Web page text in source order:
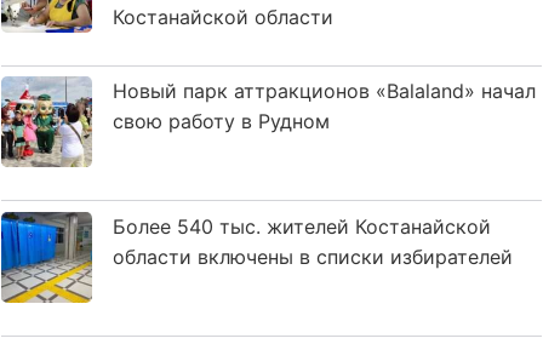
Костанайской области
Новый парк аттракционов «Balaland» начал
свою работу в Рудном
Более 540 тыс. жителей Костанайской
области включены в списки избирателей